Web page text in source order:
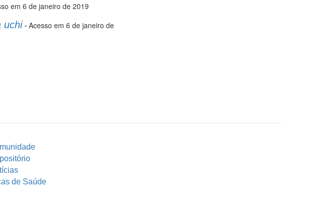
em 6 de janeiro de 2019
uchi- Acesso em 6 de janeiro de
de Saúde